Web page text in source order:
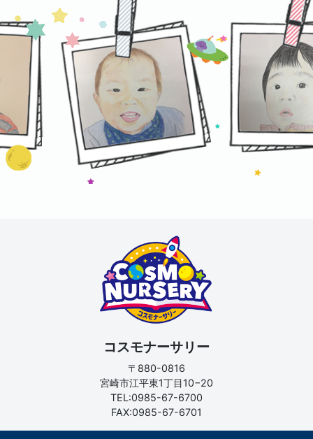
コスモナーサリー
〒880-0816
宮崎市江平東1丁目10−20
TEL:0985-67-6700
FAX:0985-67-6701